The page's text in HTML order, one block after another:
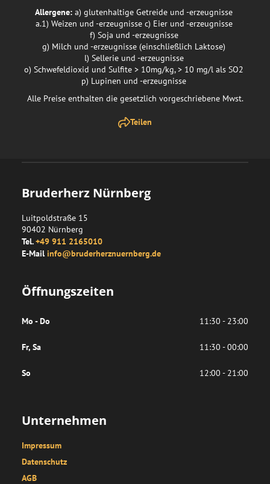
Allergene: a) glutenhaltige Getreide und -erzeugnisse
a.1) Weizen und -erzeugnisse c) Eier und -erzeugnisse
f) Soja und -erzeugnisse
g) Milch und -erzeugnisse (einschließlich Laktose)
l) Sellerie und -erzeugnisse
o) Schwefeldioxid und Sulfite > 10mg/kg, > 10 mg/l als SO2
p) Lupinen und -erzeugnisse
Alle Preise enthalten die gesetzlich vorgeschriebene Mwst.
Teilen
Bruderherz Nürnberg
Luitpoldstraße 15
90402 Nürnberg
Tel. +49 911 2165010
E-Mail info@bruderherznuernberg.de
Öffnungszeiten
Mo - Do 11:30 - 23:00
Fr, Sa 11:30 - 00:00
So 12:00 - 21:00
Unternehmen
Impressum
Datenschutz
AGB